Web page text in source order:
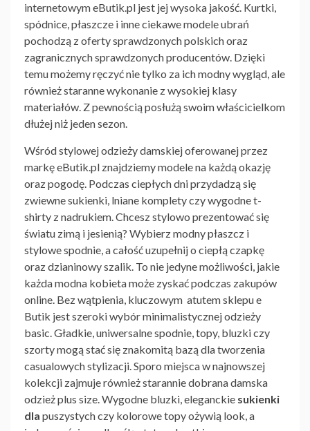
internetowym eButik.pl jest jej wysoka jakość. Kurtki,
spódnice, płaszcze i inne ciekawe modele ubrań
pochodzą z oferty sprawdzonych polskich oraz
zagranicznych sprawdzonych producentów. Dzięki
temu możemy ręczyć nie tylko za ich modny wygląd, ale
również staranne wykonanie z wysokiej klasy
materiałów. Z pewnością posłużą swoim właścicielkom
dłużej niż jeden sezon.
Wśród stylowej odzieży damskiej oferowanej przez
markę eButik.pl znajdziemy modele na każdą okazję
oraz pogodę. Podczas ciepłych dni przydadzą się
zwiewne sukienki, lniane komplety czy wygodne t-
shirty z nadrukiem. Chcesz stylowo prezentować się
światu zimą i jesienią? Wybierz modny płaszcz i
stylowe spodnie, a całość uzupełnij o ciepłą czapkę
oraz dzianinowy szalik. To nie jedyne możliwości, jakie
każda modna kobieta może zyskać podczas zakupów
online. Bez wątpienia, kluczowym atutem sklepu e
Butik jest szeroki wybór minimalistycznej odzieży
basic. Gładkie, uniwersalne spodnie, topy, bluzki czy
szorty mogą stać się znakomitą bazą dla tworzenia
casualowych stylizacji. Sporo miejsca w najnowszej
kolekcji zajmuje również starannie dobrana damska
odzież plus size. Wygodne bluzki, eleganckie sukienki
dla puszystych czy kolorowe topy ożywią look, a